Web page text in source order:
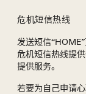
危机短信热线
发送短信“HOME”
危机短信热线提
提供服务。
若要为自己申请